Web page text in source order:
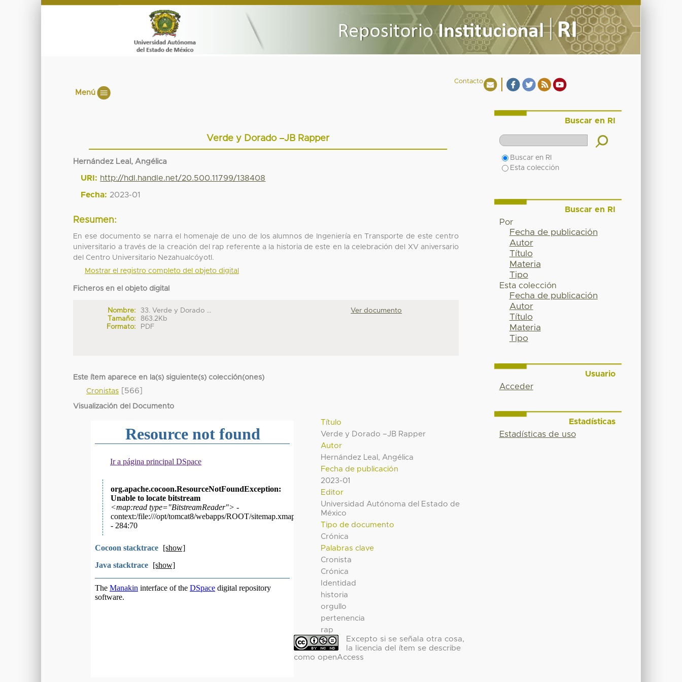
Contacto
Menú
Verde y Dorado –JB Rapper
Hernández Leal, Angélica
URI: http://hdl.handle.net/20.500.11799/138408
Fecha: 2023-01
Resumen:
En ese documento se narra el homenaje de uno de los alumnos de Ingeniería en Transporte de este centro
universitario a través de la creación del rap referente a la historia de este en la celebración del XV aniversario
del Centro Universitario Nezahualcóyotl.
Mostrar el registro completo del objeto digital
Ficheros en el objeto digital
Nombre:
33. Verde y Dorado ...
Tamaño:
863.2Kb
Formato:
PDF
Ver documento
Este ítem aparece en la(s) siguiente(s) colección(ones)
Cronistas [566]
Visualización del Documento
Título
Verde y Dorado –JB Rapper
Autor
Hernández Leal, Angélica
Fecha de publicación
2023-01
Editor
Universidad Autónoma del Estado de
México
Tipo de documento
Crónica
Palabras clave
Cronista
Crónica
Identidad
historia
orgullo
pertenencia
rap
Excepto si se señala otra cosa,
la licencia del ítem se describe
como openAccess
Buscar en RI
Buscar en RI
Esta colección
Buscar en RI
Por
Fecha de publicación
Autor
Título
Materia
Tipo
Esta colección
Fecha de publicación
Autor
Título
Materia
Tipo
Usuario
Acceder
Estadísticas
Estadísticas de uso